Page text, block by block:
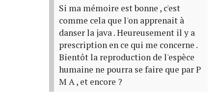
Si ma mémoire est bonne , c'est
comme cela que l'on apprenait à
danser la java . Heureusement il y a
prescription en ce qui me concerne .
Bientôt la reproduction de l'espèce
humaine ne pourra se faire que par P
M A , et encore ?